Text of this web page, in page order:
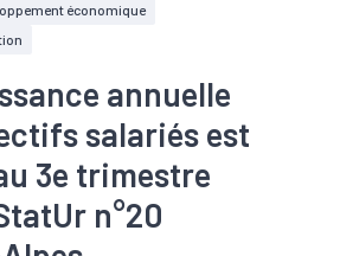
économique
annuelle
salariés est
3e trimestre
n°20